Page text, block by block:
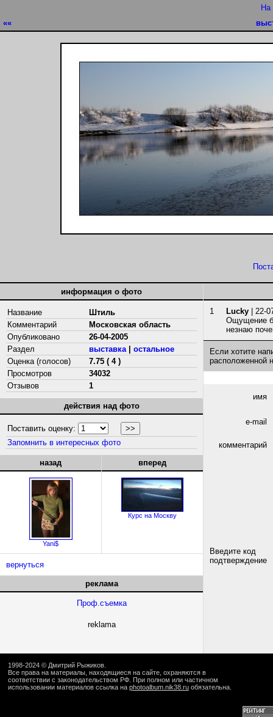
На
««
информация о фото
Название
Штиль
Комментарий
Московская область
Опубликовано
26-04-2005
Раздел
выставка| остальное
Оценка (голосов)
7.75 ( 4 )
Просмотров
34032
Отзывов
1
действия над фото
Поставить оценку:
Запомнить в интересных фото
назад
Yani$
вперед
Курс на Москву
вернуться
реклама
Проф.съемка
reklama
1 Lucky | 22-
Ощущение
незнаю
Если хотите
расположенной
имя
e-mail
комментарий
Введите код
подтверждение
1998-2024 © Дмитрий Рыжиков
Все права на материалы, находящиеся на сайте, охраняются в
соответствии с законодательством РФ. При полном или частичном
использовании материалов ссылка на photoalbum.nik38.ru обязательна.